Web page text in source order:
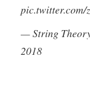
pic.twitter.com/
— String
2018